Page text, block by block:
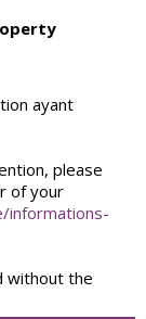
ayant
please
of your
informations-
without the